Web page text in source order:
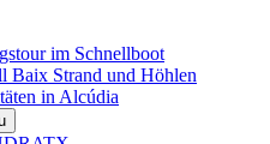
im Schnellboot
Baix Strand und Höhlen
in Alcúdia